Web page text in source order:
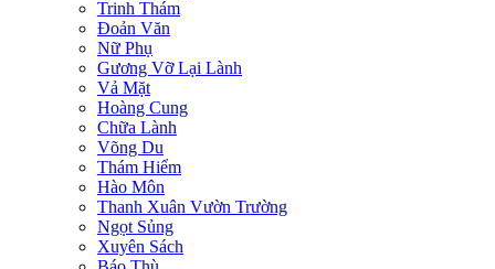
Trinh Thám
Đoản Văn
Nữ Phụ
Gương Vỡ Lại Lành
Vả Mặt
Hoàng Cung
Chữa Lành
Võng Du
Thám Hiểm
Hào Môn
Thanh Xuân Vườn Trường
Ngọt Sủng
Xuyên Sách